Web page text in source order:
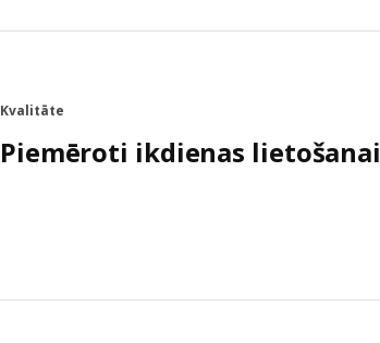
Kvalitāte
Piemēroti ikdienas lietošanai